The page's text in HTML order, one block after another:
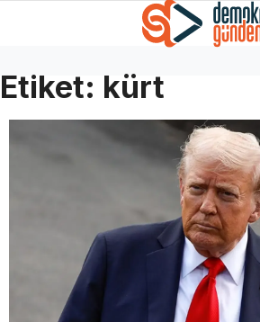
Etiket: kürt